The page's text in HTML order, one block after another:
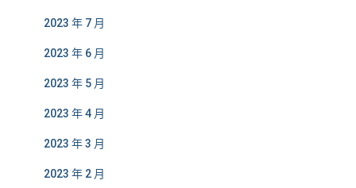
2023 年 7 月
2023 年 6 月
2023 年 5 月
2023 年 4 月
2023 年 3 月
2023 年 2 月